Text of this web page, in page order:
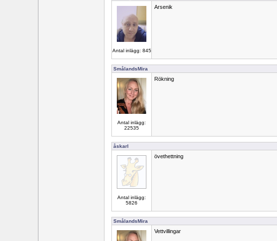
Antal inlägg: 845
Arsenik
SmålandsMira
Antal inlägg:
22535
Rökning
åskarl
Antal inlägg:
5826
övethettning
SmålandsMira
Vettvillingar